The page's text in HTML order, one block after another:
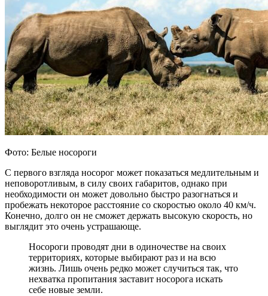
Фото: Белые носороги
С первого взгляда носорог может показаться медлительным и
неповоротливым, в силу своих габаритов, однако при
необходимости он может довольно быстро разогнаться и
пробежать некоторое расстояние со скоростью около 40 км/ч.
Конечно, долго он не сможет держать высокую скорость, но
выглядит это очень устрашающе.
Носороги проводят дни в одиночестве на своих
территориях, которые выбирают раз и на всю
жизнь. Лишь очень редко может случиться так, что
нехватка пропитания заставит носорога искать
себе новые земли.